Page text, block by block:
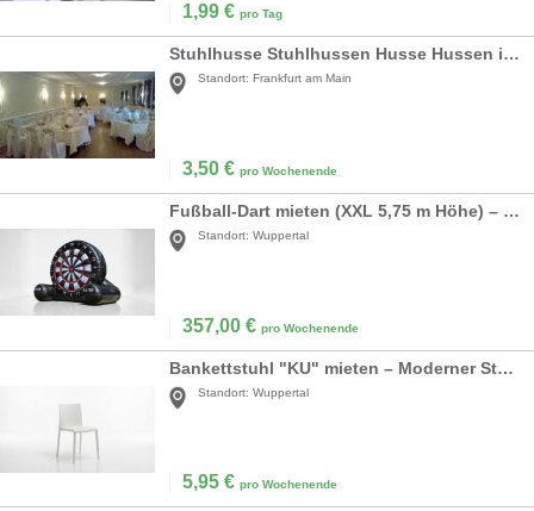
1,99 € pro Tag
Stuhlhusse Stuhlhussen Husse Hussen inkl. Schleife
Standort: Frankfurt am Main
3,50 € pro Wochenende
Fußball-Dart mieten (XXL 5,75 m Höhe) – Riesige aufblasbare Dartscheibe
Standort: Wuppertal
357,00 € pro Wochenende
Bankettstuhl "KU" mieten – Moderner Stuhl (Weiß) für Industrie-Events & Hochzeiten
Standort: Wuppertal
5,95 € pro Wochenende